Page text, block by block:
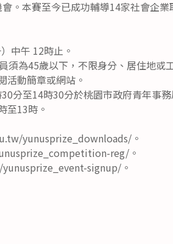
。本賽至今已成功輔導14家社會企
中午 12時止。
須為45歲以下，不限身分、居住地或
活動簡章或網站。
分至14時30分於桃園市政府青年事
至13時。
yunusprize_downloads/。
reg/。
signup/。